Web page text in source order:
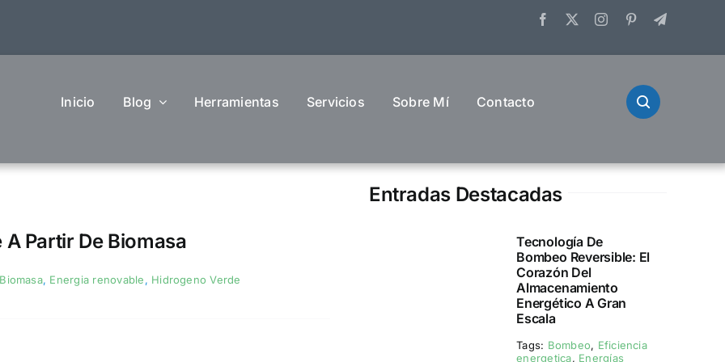
Inicio Blog Herramientas Servicios Sobre Mí Contacto
Partir De Biomasa
Biomasa, Energia renovable, Hidrogeno Verde
Entradas Destacadas
Tecnología De
Bombeo Reversible: El
Corazón Del
Almacenamiento
Energético A Gran
Escala
Tags: Bombeo, Eficiencia
energetica, Energías